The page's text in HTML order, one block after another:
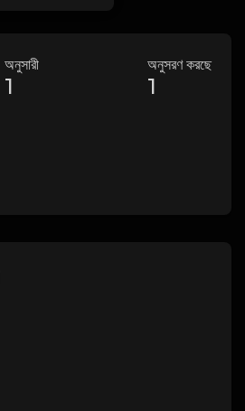
অনুসারী
1
অনুসরণ করছে
1